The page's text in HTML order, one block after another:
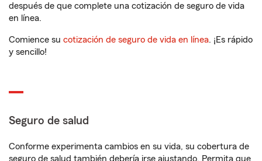
después de que complete una cotización de seguro de vida
en línea.
Comience su cotización de seguro de vida en línea. ¡Es rápido
y sencillo!
Seguro de salud
Conforme experimenta cambios en su vida, su cobertura de
seguro de salud también debería irse ajustando. Permita que